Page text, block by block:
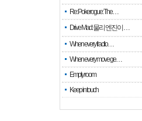
Re: Pokerogue: The…
Drive Mad: 물리 엔진이 …
When every fractio…
When every move ge…
Empty room
Keep in touch